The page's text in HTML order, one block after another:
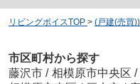
リビングボイスTOP > (戸建(売買
市区町村から探す
藤沢市 / 相模原市中央区 /